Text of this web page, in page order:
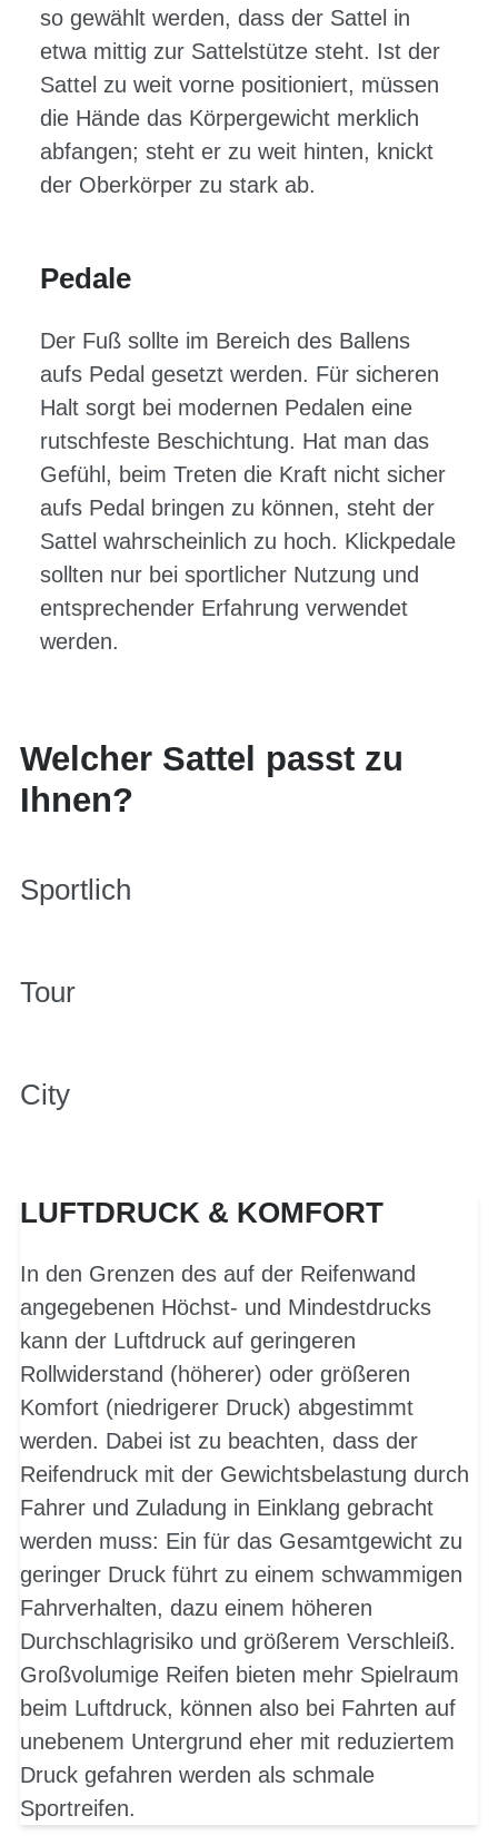
so gewählt werden, dass der Sattel in
etwa mittig zur Sattelstütze steht. Ist der
Sattel zu weit vorne positioniert, müssen
die Hände das Körpergewicht merklich
abfangen; steht er zu weit hinten, knickt
der Oberkörper zu stark ab.
Pedale
Der Fuß sollte im Bereich des Ballens
aufs Pedal gesetzt werden. Für sicheren
Halt sorgt bei modernen Pedalen eine
rutschfeste Beschichtung. Hat man das
Gefühl, beim Treten die Kraft nicht sicher
aufs Pedal bringen zu können, steht der
Sattel wahrscheinlich zu hoch. Klickpedale
sollten nur bei sportlicher Nutzung und
entsprechender Erfahrung verwendet
werden.
Welcher Sattel passt zu
Ihnen?
Sportlich
Tour
City
LUFTDRUCK & KOMFORT
In den Grenzen des auf der Reifenwand
angegebenen Höchst- und Mindestdrucks
kann der Luftdruck auf geringeren
Rollwiderstand (höherer) oder größeren
Komfort (niedrigerer Druck) abgestimmt
werden. Dabei ist zu beachten, dass der
Reifendruck mit der Gewichtsbelastung durch
Fahrer und Zuladung in Einklang gebracht
werden muss: Ein für das Gesamtgewicht zu
geringer Druck führt zu einem schwammigen
Fahrverhalten, dazu einem höheren
Durchschlagrisiko und größerem Verschleiß.
Großvolumige Reifen bieten mehr Spielraum
beim Luftdruck, können also bei Fahrten auf
unebenem Untergrund eher mit reduziertem
Druck gefahren werden als schmale
Sportreifen.